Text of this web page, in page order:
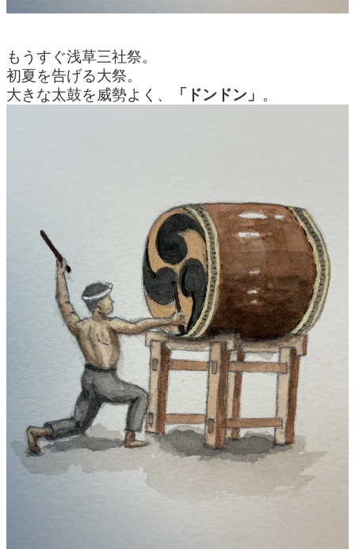
もうすぐ浅草三社祭。
初夏を告げる大祭。
大きな太鼓を威勢よく、
「ドンドン」 。